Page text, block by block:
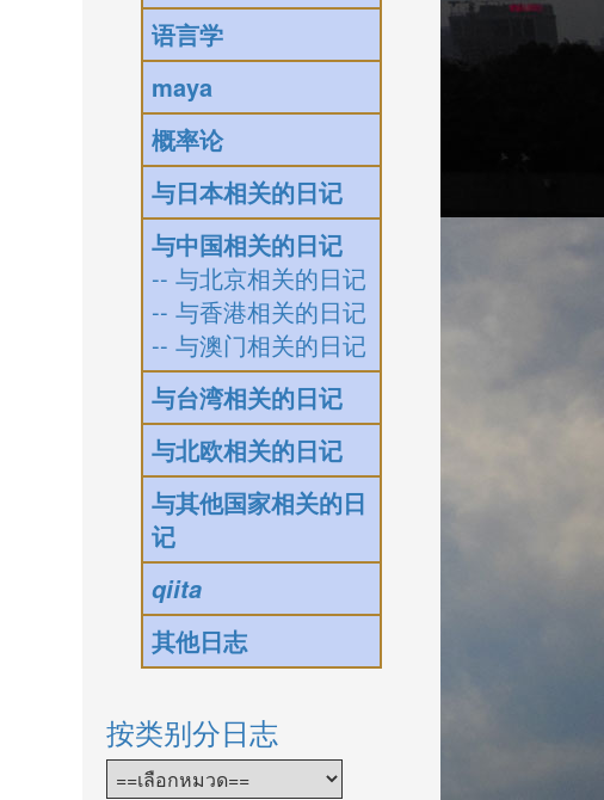
语言学
maya
概率论
与日本相关的日记
与中国相关的日记
-- 与北京相关的日记
-- 与香港相关的日记
-- 与澳门相关的日记
与台湾相关的日记
与北欧相关的日记
与其他国家相关的日
记
qiita
其他日志
按类别分日志